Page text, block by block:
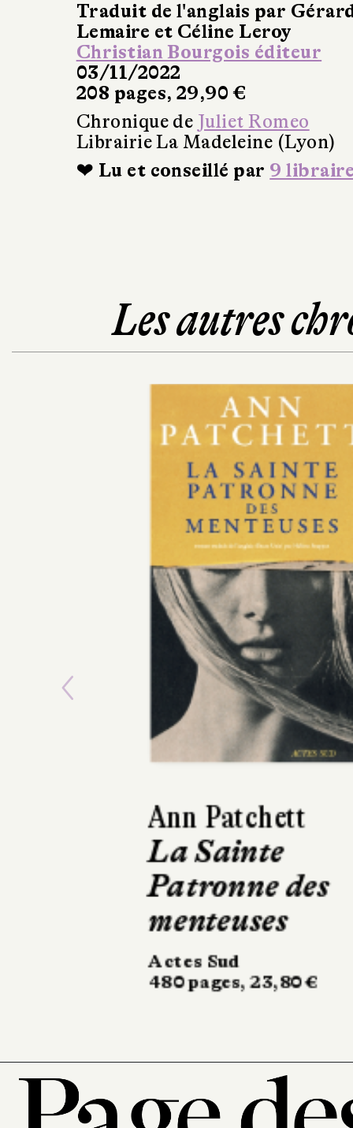
Traduit de l'anglais par
Lemaire et Céline Leroy
Christian Bourgois éditeur
03/11/2022
208 pages, 29,90 €
Chronique de Juliet Romeo
Librairie La Madeleine (Lyon)
❤ Lu et conseillé par 9
Les autres
Kathryn
Le Calamity
Club
Robert Laffont
Previous